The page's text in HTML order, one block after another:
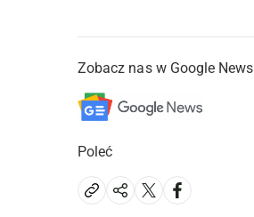
Zobacz nas w Google News
Poleć